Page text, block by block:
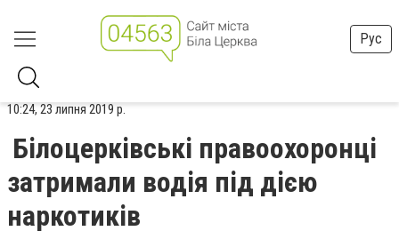
Рус
10:24, 23 липня 2019 р.
Білоцерківські правоохоронці
затримали водія під дією
наркотиків